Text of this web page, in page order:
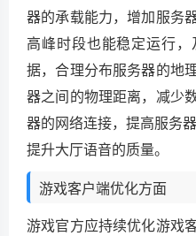
器的承载能力，增加服务
高峰时段也能稳定运行
据，合理分布服务器的地
器之间的物理距离，减少
器的网络连接，提高服务
提升大厅语音的质量。
游戏客户端优化方面
游戏官方应持续优化游戏